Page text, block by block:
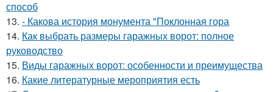
способ
13. - Какова история монумента "Поклонная гора
14. Как выбрать размеры гаражных ворот: полное
руководство
15. Виды гаражных ворот: особенности и преимущества
16. Какие литературные мероприятия есть